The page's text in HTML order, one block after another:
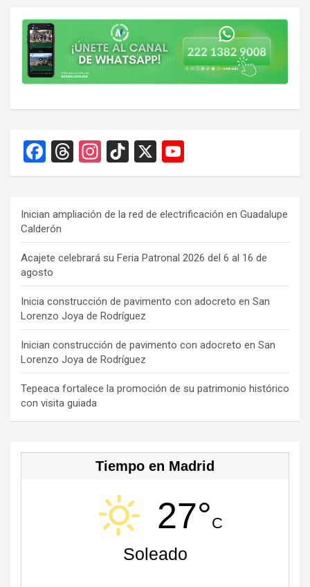
F
a
b
o
o
k
T
hr
a
d
s
In
st
gr
a
m
Ti
k
o
k
X
o
T
u
b
e
C
h
a
n
n
el
Inician ampliación de la red de electrificación en Guadalupe
Calderón
Acajete celebrará su Feria Patronal 2026 del 6 al 16 de
agosto
Inicia construcción de pavimento con adocreto en San
Lorenzo Joya de Rodríguez
Inician construcción de pavimento con adocreto en San
Lorenzo Joya de Rodríguez
Tepeaca fortalece la promoción de su patrimonio histórico
con visita guiada
Tiempo en Madrid
27°C
Soleado